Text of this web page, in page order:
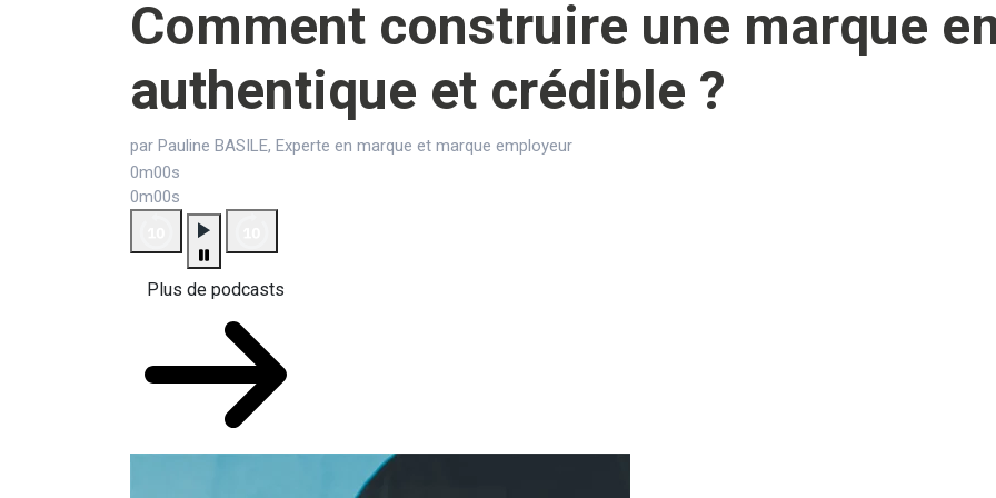
Comment construire une marque
authentique et crédible ?
par Pauline BASILE, Experte en marque et marque employeur
0m00s
0m00s
Plus de podcasts